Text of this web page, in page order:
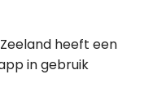
heeft een
in gebruik